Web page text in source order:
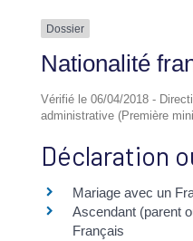
Dossier
Nationalité
Vérifié le 06/04/2018 -
administrative (Première
Déclaration
Mariage avec un
Ascendant (parent
Français